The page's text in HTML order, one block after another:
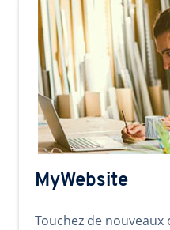
MyWebsite
Touchez de nouveaux